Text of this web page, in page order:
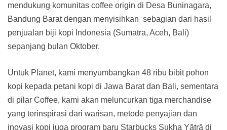
mendukung komunitas coffee origin di Desa Buninagara,
Bandung Barat dengan menyisihkan sebagian dari hasil
penjualan biji kopi Indonesia (Sumatra, Aceh, Bali)
sepanjang bulan Oktober.
Untuk Planet, kami menyumbangkan 48 ribu bibit pohon
kopi kepada petani kopi di Jawa Barat dan Bali, sementara
di pilar Coffee, kami akan meluncurkan tiga merchandise
yang terinspirasi dari warisan, metode penyajian dan
inovasi kopi juga program baru Starbucks Sukha Yātrā di